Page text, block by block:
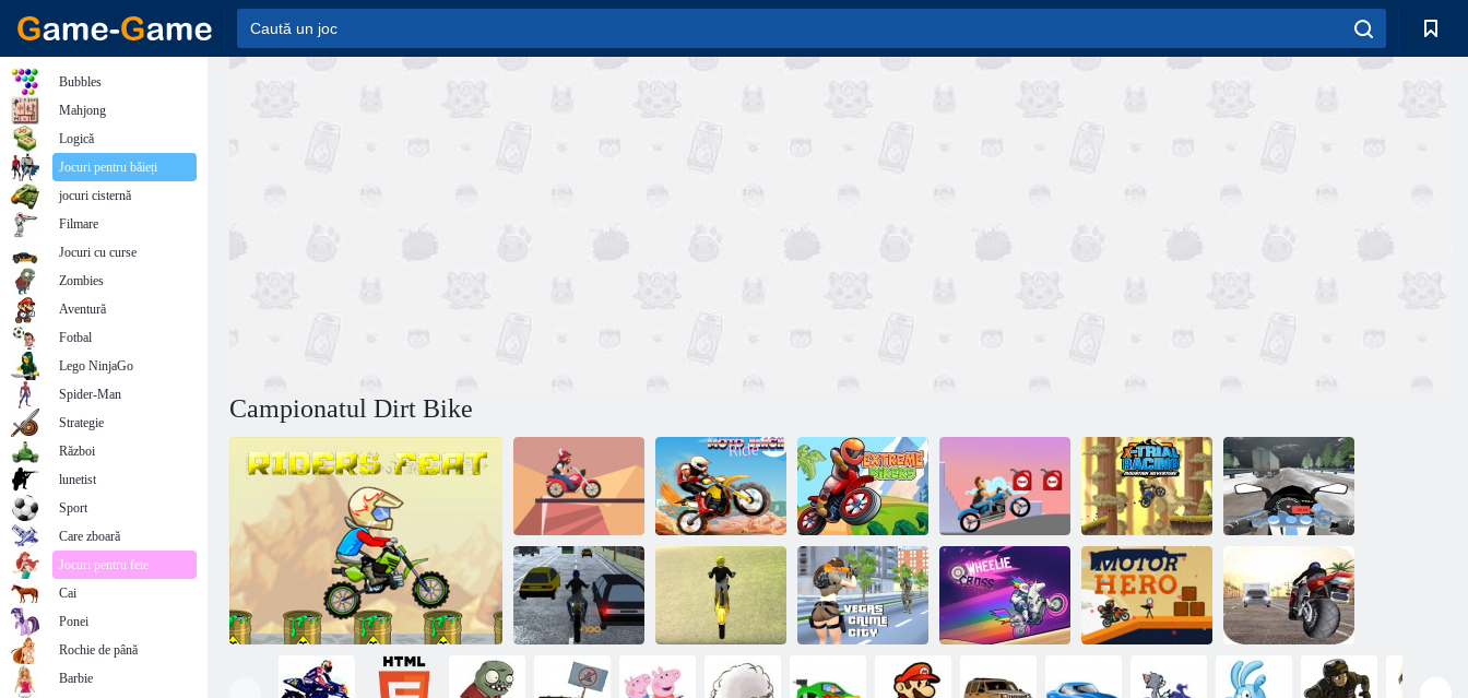
Campionatul Dirt Bike
Biker Lane
Moto Beach
Ride
Bicicliști
extreme
Pilot de știft
X-Trial Racing:
Mountain
Adventure
Moto Trafic
Bubbles
Mahjong
Logică
Jocuri pentru băieți
jocuri cisternă
Filmare
Jocuri cu curse
Zombies
Aventură
Fotbal
Lego NinjaGo
Spider-Man
Strategie
Război
lunetist
Sport
Care zboară
Jocuri pentru fete
Cai
Ponei
Rochie de până
Barbie